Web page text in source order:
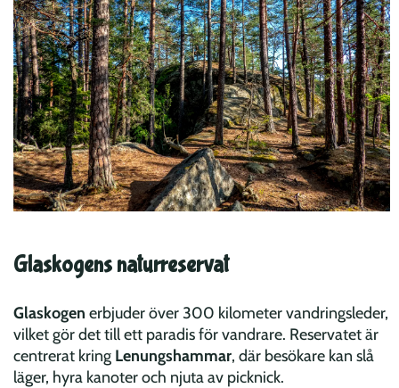
Glaskogens naturreservat
Glaskogen erbjuder över 300 kilometer vandringsleder,
vilket gör det till ett paradis för vandrare. Reservatet är
centrerat kring Lenungshammar, där besökare kan slå
läger, hyra kanoter och njuta av picknick.